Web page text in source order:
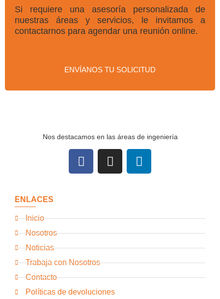
Si requiere una asesoría personalizada de
nuestras áreas y servicios, le invitamos a
contactarnos para agendar una reunión online.
ENVÍANOS TU SOLICITUD
Nos destacamos en las áreas de ingeniería
ENLACES
Inicio
Nosotros
Noticias
Trabaja con Nosotros
Contacto
Políticas de devoluciones